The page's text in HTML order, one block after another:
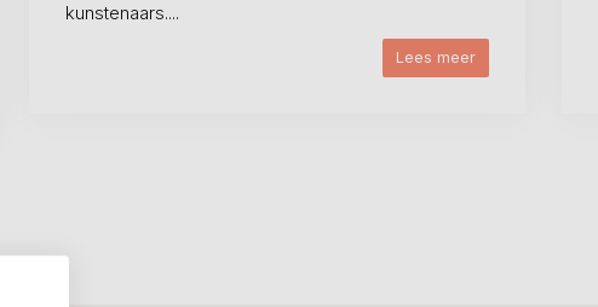
kunstenaars....
Lees meer